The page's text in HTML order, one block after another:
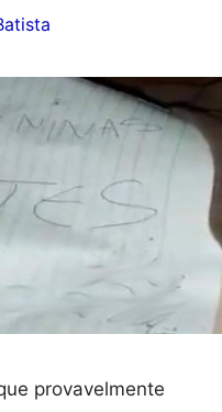
provavelmente